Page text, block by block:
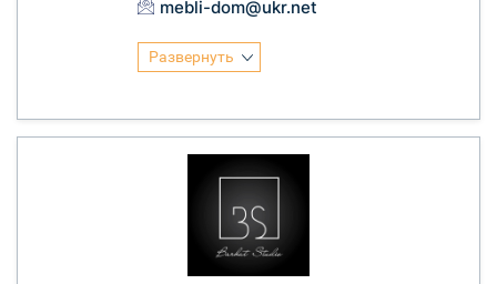
mebli-dom@ukr.net
Развернуть